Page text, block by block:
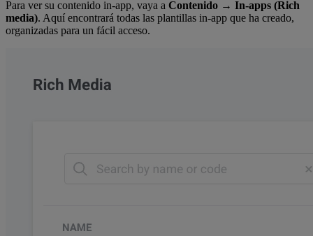
Para ver su contenido in-app, vaya a Contenido → In-apps (Rich
media). Aquí encontrará todas las plantillas in-app que ha creado,
organizadas para un fácil acceso.